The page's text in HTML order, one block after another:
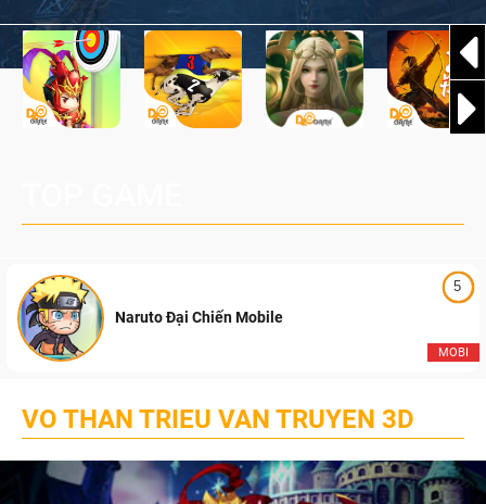
5
MOBI
Naruto Đại Chiến Mobile
VO THAN TRIEU VAN TRUYEN 3D